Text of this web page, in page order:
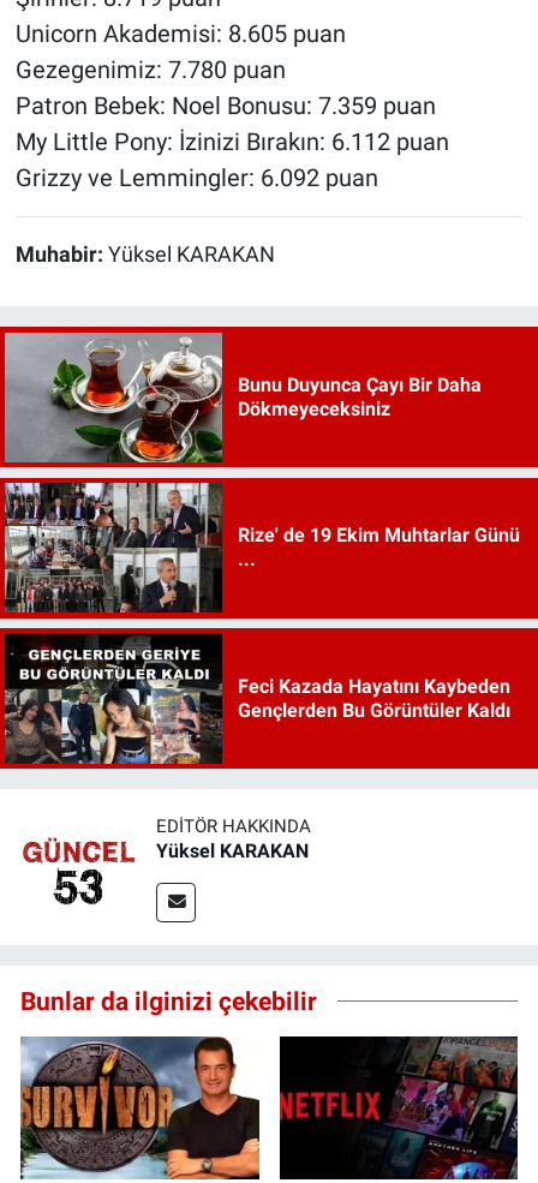
Unicorn Akademisi: 8.605 puan
Gezegenimiz: 7.780 puan
Patron Bebek: Noel Bonusu: 7.359 puan
My Little Pony: İzinizi Bırakın: 6.112 puan
Grizzy ve Lemmingler: 6.092 puan
Muhabir: Yüksel KARAKAN
Bunu Duyunca Çayı Bir Daha
Dökmeyeceksiniz
Rize' de 19 Ekim Muhtarlar Günü
...
Feci Kazada Hayatını Kaybeden
Gençlerden Bu Görüntüler Kaldı
EDITÖR HAKKINDA
Yüksel KARAKAN
Bunlar da ilginizi çekebilir